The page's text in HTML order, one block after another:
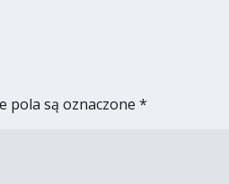
pola są oznaczone *